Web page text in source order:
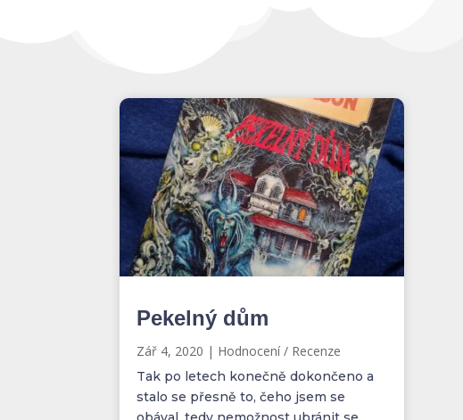
Pekelný dům
Zář 4, 2020 | Hodnocení / Recenze
Tak po letech konečně dokončeno a
stalo se přesně to, čeho jsem se